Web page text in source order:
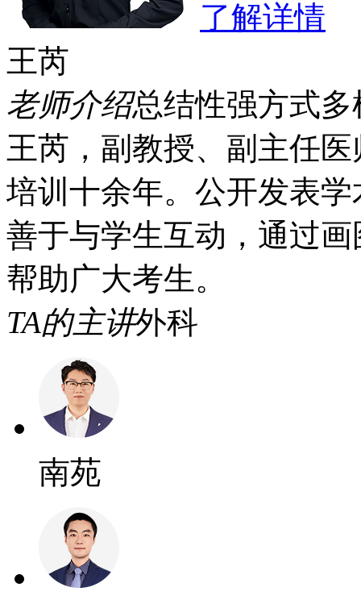
了解详情
王芮
老师介绍总结性强方式多
王芮，副教授、副主任
培训十余年。公开发表
善于与学生互动，通过
帮助广大考生。
TA的主讲外科
南苑